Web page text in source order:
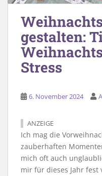
gestalten:
Stress
6. November 2024
ANZEIGE
Ich mag die
zauberhaften
mich oft auch
mir für dieses Jahr fest